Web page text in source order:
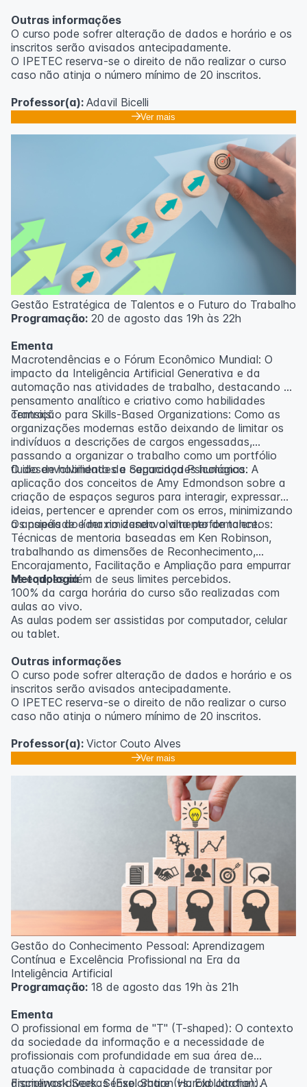
Outras informações
O curso pode sofrer alteração de dados e horário e os
inscritos serão avisados ​​antecipadamente.
O IPETEC reserva-se o direito de não realizar o curso
caso não atinja o número mínimo de 20 inscritos.
Professor(a): Adavil Bicelli
Ver mais
Gestão Estratégica de Talentos e o Futuro do Trabalho
Programação: 20 de agosto das 19h às 22h
Ementa
Macrotendências e o Fórum Econômico Mundial: O
impacto da Inteligência Artificial Generativa e da
automação nas atividades de trabalho, destacando o
pensamento analítico e criativo como habilidades
centrais.
Transição para Skills-Based Organizations: Como as
organizações modernas estão deixando de limitar os
indivíduos a descrições de cargos engessadas,
passando a organizar o trabalho como um portfólio
fluido de habilidades e capacidades humanas.
O desenvolvimento da Segurança Psicológica: A
aplicação dos conceitos de Amy Edmondson sobre a
criação de espaços seguros para interagir, expressar
ideias, pertencer e aprender com os erros, minimizando
a ansiedade e maximizando a alta performance.
Os papéis do líder no desenvolvimento de talentos:
Técnicas de mentoria baseadas em Ken Robinson,
trabalhando as dimensões de Reconhecimento,
Encorajamento, Facilitação e Ampliação para empurrar
as equipes além de seus limites percebidos.
Metodologia
100% da carga horária do curso são realizadas com
aulas ao vivo.
As aulas podem ser assistidas por computador, celular
ou tablet.
Outras informações
O curso pode sofrer alteração de dados e horário e os
inscritos serão avisados ​​antecipadamente.
O IPETEC reserva-se o direito de não realizar o curso
caso não atinja o número mínimo de 20 inscritos.
Professor(a): Victor Couto Alves
Ver mais
Gestão do Conhecimento Pessoal: Aprendizagem
Contínua e Excelência Profissional na Era da
Inteligência Artificial
Programação: 18 de agosto das 19h às 21h
Ementa
O profissional em forma de "T" (T-shaped): O contexto
da sociedade da informação e a necessidade de
profissionais com profundidade em sua área de
atuação combinada à capacidade de transitar por
disciplinas diversas (Exploration vs. Exploitation).
Framework Seek, Sense, Share (Harold Jarche): A